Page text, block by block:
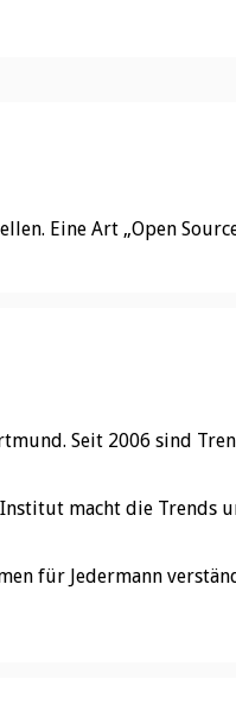
Eine Art „Open
Seit 2006 sind
macht die Trends
für Jedermann